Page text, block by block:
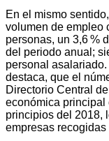
En el mismo
volumen de empleo
personas, un 3,6 %
del periodo anual;
personal
destaca, que el
Directorio Central
económica principal
principios del 2018,
empresas